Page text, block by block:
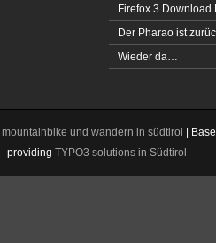
Firefox 3 Download
Der Pharao ist
Wieder da…
mountainbike und wandern in südtirol |
- providing TYPO3 solutions in Südtirol